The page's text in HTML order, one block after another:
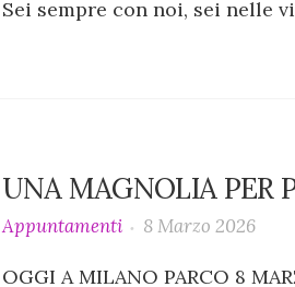
Sei sempre con noi, sei nelle
UNA MAGNOLIA PER
Appuntamenti 8 Marzo 2026
OGGI A MILANO PARCO 8